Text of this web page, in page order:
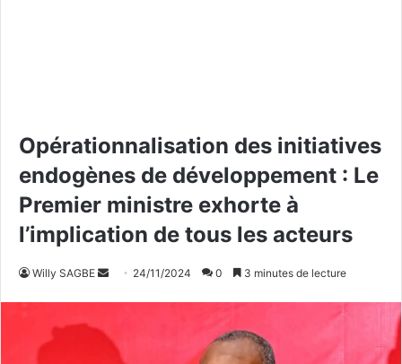
Opérationnalisation des initiatives
endogènes de développement : Le
Premier ministre exhorte à
l’implication de tous les acteurs
Willy SAGBE
o
24/11/2024 0 3 minutes de lecture